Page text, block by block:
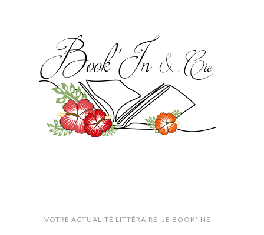
VOTRE ACTUALITÉ LITTÉRAIRE JE BOOK’INE